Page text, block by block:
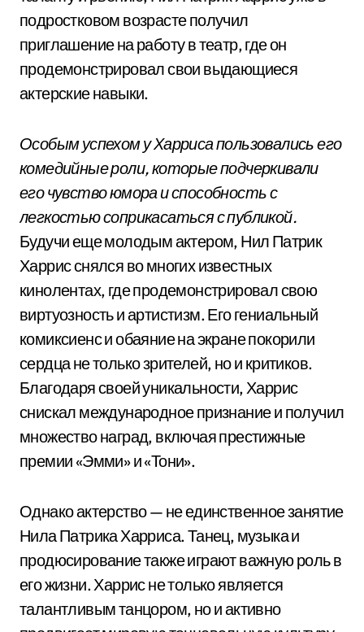
подростковом возрасте получил
приглашение на работу в театр, где он
продемонстрировал свои выдающиеся
актерские навыки.
Особым успехом у Харриса пользовались его
комедийные роли, которые подчеркивали
его чувство юмора и способность с
легкостью соприкасаться с публикой.
Будучи еще молодым актером, Нил Патрик
Харрис снялся во многих известных
кинолентах, где продемонстрировал свою
виртуозность и артистизм. Его гениальный
комиксиенс и обаяние на экране покорили
сердца не только зрителей, но и критиков.
Благодаря своей уникальности, Харрис
снискал международное признание и получил
множество наград, включая престижные
премии «Эмми» и «Тони».
Однако актерство — не единственное занятие
Нила Патрика Харриса. Танец, музыка и
продюсирование также играют важную роль в
его жизни. Харрис не только является
талантливым танцором, но и активно